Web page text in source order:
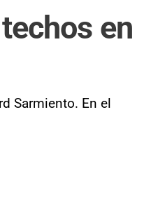
en
Sarmiento. En el